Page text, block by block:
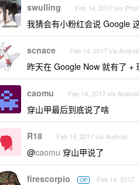
swulling Feb 14, 2017 via
我猜会有小粉红会说 Google
scnace Feb 14, 2017 via
昨天在 Google Now 就有了 +
caomu Feb 14, 2017 via Android
穿山甲最后到底说了啥
R18 Feb 14, 2017 via Android
@caomu 穿山甲说了
firescorpio OP Feb 14, 2017